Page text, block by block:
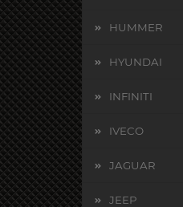
HUMMER
HYUNDAI
INFINITI
IVECO
JAGUAR
JEEP